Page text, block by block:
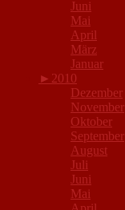
Juni
Mai
April
März
Januar
► 2010
Dezember
November
Oktober
September
August
Juli
Juni
Mai